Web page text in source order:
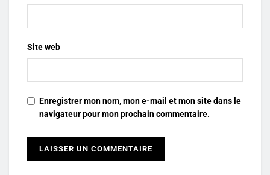
Site web
Enregistrer mon nom, mon e-mail et mon site dans le
navigateur pour mon prochain commentaire.